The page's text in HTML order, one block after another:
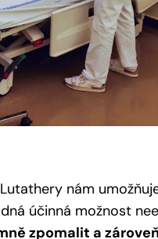
nám
účinná možnost
zpomalit a